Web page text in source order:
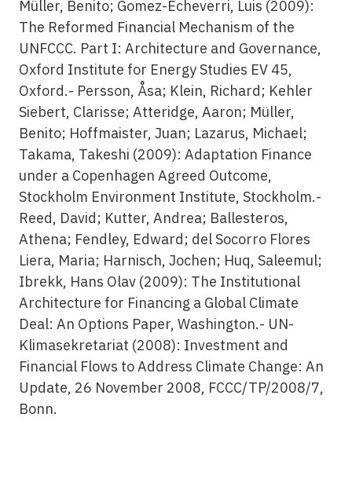
Müller, Benito; Gomez-Echeverri, Luis (2009):
The Reformed Financial Mechanism of the
UNFCCC. Part I: Architecture and Governance,
Oxford Institute for Energy Studies EV 45,
Oxford.- Persson, Åsa; Klein, Richard; Kehler
Siebert, Clarisse; Atteridge, Aaron; Müller,
Benito; Hoffmaister, Juan; Lazarus, Michael;
Takama, Takeshi (2009): Adaptation Finance
under a Copenhagen Agreed Outcome,
Stockholm Environment Institute, Stockholm.-
Reed, David; Kutter, Andrea; Ballesteros,
Athena; Fendley, Edward; del Socorro Flores
Liera, Maria; Harnisch, Jochen; Huq, Saleemul;
Ibrekk, Hans Olav (2009): The Institutional
Architecture for Financing a Global Climate
Deal: An Options Paper, Washington.- UN-
Klimasekretariat (2008): Investment and
Financial Flows to Address Climate Change: An
Update, 26 November 2008, FCCC/TP/2008/7,
Bonn.